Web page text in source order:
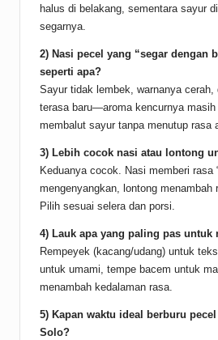
halus di belakang, sementara sayur
segarnya.
2) Nasi pecel yang “segar dengan
seperti apa?
Sayur tidak lembek, warnanya cerah,
terasa baru—aroma kencurnya masih
membalut sayur tanpa menutup rasa
3) Lebih cocok nasi atau lontong
Keduanya cocok. Nasi memberi rasa
mengenyangkan, lontong menambah
Pilih sesuai selera dan porsi.
4) Lauk apa yang paling pas untuk
Rempeyek (kacang/udang) untuk
untuk umami, tempe bacem untuk
menambah kedalaman rasa.
5) Kapan waktu ideal berburu
Solo?